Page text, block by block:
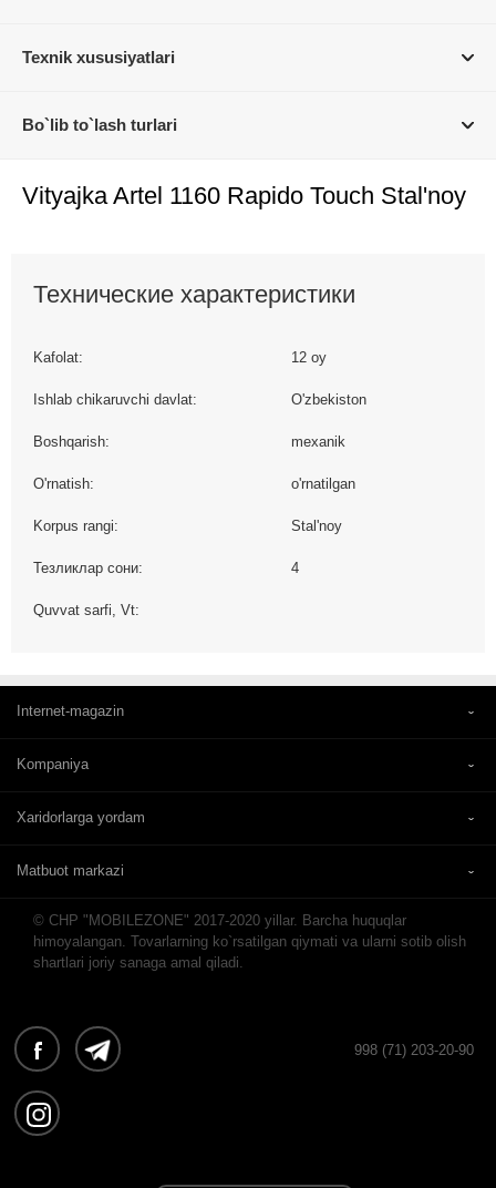
Texnik xususiyatlari
Bo`lib to`lash turlari
Vityajka Artel 1160 Rapido Touch Stal'noy
Технические характеристики
Kafolat: 12 oy
Ishlab chikaruvchi davlat: O'zbekiston
Boshqarish: mexanik
O'rnatish: o'rnatilgan
Korpus rangi: Stal'noy
Тезликлар сони: 4
Quvvat sarfi, Vt:
Internet-magazin
Kompaniya
Xaridorlarga yordam
Matbuot markazi
© CHP "MOBILEZONE" 2017-2020 yillar. Barcha huquqlar
himoyalangan. Tovarlarning ko`rsatilgan qiymati va ularni sotib olish
shartlari joriy sanaga amal qiladi.
998 (71) 203-20-90